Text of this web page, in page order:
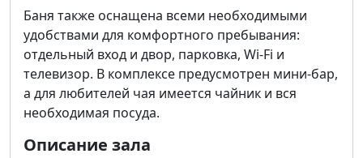
Баня также оснащена всеми необходимыми
удобствами для комфортного пребывания:
отдельный вход и двор, парковка, Wi-Fi и
телевизор. В комплексе предусмотрен мини-бар,
а для любителей чая имеется чайник и вся
необходимая посуда.
Описание зала